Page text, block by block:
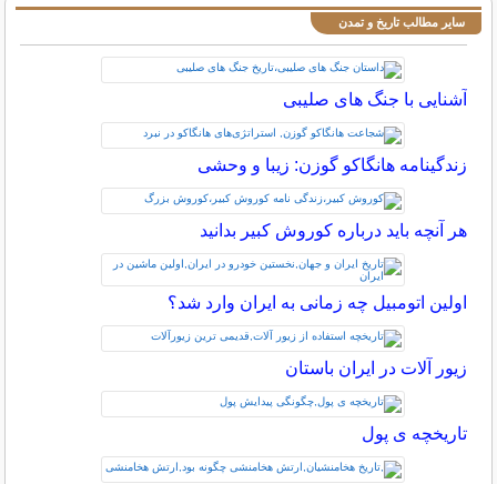
سایر مطالب تاریخ و تمدن
آشنایی با جنگ های صلیبی
زندگینامه هانگاکو گوزن: زیبا و وحشی
هر آنچه باید درباره کوروش کبیر بدانید
اولین اتومبیل چه زمانی به ایران وارد شد؟
زیور آلات در ایران باستان
تاریخچه ی پول